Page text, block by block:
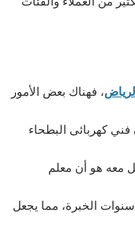
، فهناك بعض الأمور
كهربائى البطحاء
معه هو أن معلم
الخبرة، مما يجعل